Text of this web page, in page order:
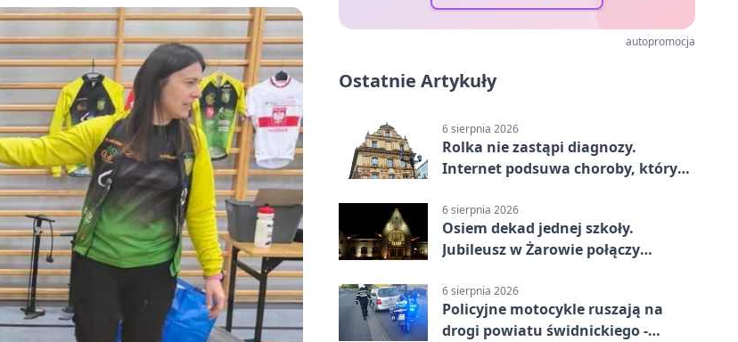
autopromocja
Ostatnie Artykuły
6 sierpnia 2026
Rolka nie zastąpi diagnozy.
Internet podsuwa choroby, których
6 sierpnia 2026
Osiem dekad jednej szkoły.
Jubileusz w Żarowie połączy
6 sierpnia 2026
Policyjne motocykle ruszają na
drogi powiatu świdnickiego -